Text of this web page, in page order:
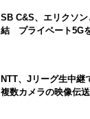
SB C&S、エリクソ
結 プライベート5G
NTT、Jリーグ生中継
複数カメラの映像伝